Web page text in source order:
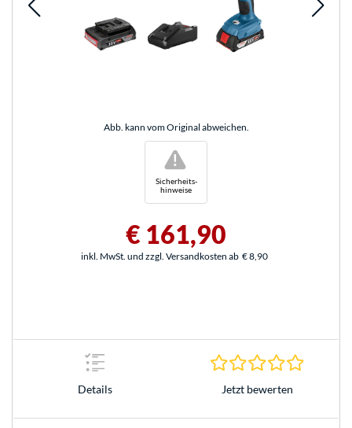
Abb. kann vom Original abweichen.
Sicherheits-
hinweise
!
€ 161,90
inkl. MwSt. und zzgl. Versandkosten ab € 8,90
Details Jetzt bewerten